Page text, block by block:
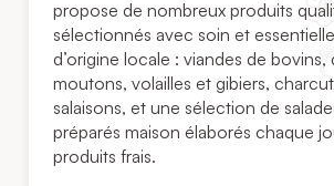
propose de nombreux produits
sélectionnés avec soin et
d’origine locale : viandes de
moutons, volailles et gibiers,
salaisons, et une sélection de
préparés maison élaborés chaque
produits frais.